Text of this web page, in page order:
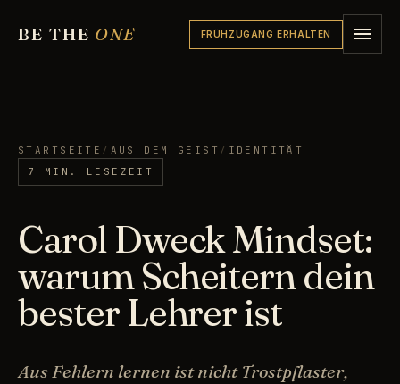
BE THE ONE FRÜHZUGANG ERHALTEN
STARTSEITE / AUS DEM GEIST / IDENTITÄT
7 MIN. LESEZEIT
Carol Dweck Mindset:
warum Scheitern dein
bester Lehrer ist
Aus Fehlern lernen ist nicht Trostpflaster,